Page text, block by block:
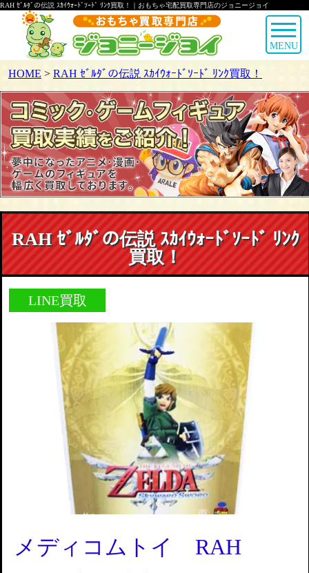
RAH ｾﾞﾙﾀﾞの伝説 ｽｶｲｳｫｰﾄﾞｿｰﾄﾞ ﾘﾝｸ買取！｜おもちゃ宅配買取専門店のジョニージョイ
MENU
HOME > RAH ｾﾞﾙﾀﾞの伝説 ｽｶｲｳｫｰﾄﾞｿｰﾄﾞ ﾘﾝｸ買取！
RAH ｾﾞﾙﾀﾞの伝説 ｽｶｲｳｫｰﾄﾞｿｰﾄﾞ ﾘﾝｸ
買取！
LINE買取
メディコムトイ RAH